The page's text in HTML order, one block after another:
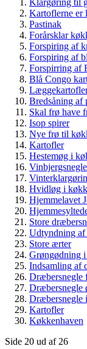
Klargøring til
Kartoflerne er
Pastinak
Forårsklar
Forspiring af
Forspiring af
Forspirring af
Blå Congo
Bredsåning af
Skal frø have
Isop spirer
Nye frø til
Kartofler
Hestemøg i
Hvidløg i
Hjemmelavet
Store
Udtyndning af
Store ærter
Grøngødning
Indsamling af
Dræbersnegle
Dræbersnegle
Dræbersnegle
Kartofler
Køkkenhaven
Side 20 ud af 26